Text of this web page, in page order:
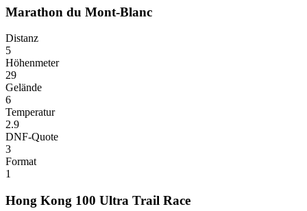
Marathon du Mont-Blanc
Distanz
5
Höhenmeter
29
Gelände
6
Temperatur
2.9
DNF-Quote
3
Format
1
Hong Kong 100 Ultra Trail Race